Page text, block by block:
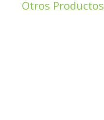
Otros Productos